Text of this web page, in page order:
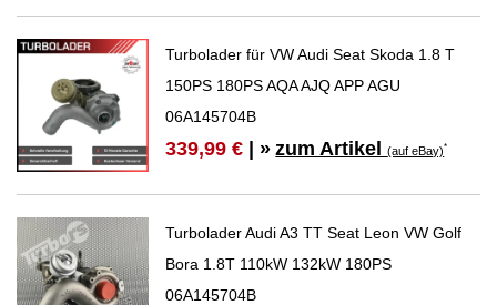
Turbolader für VW Audi Seat Skoda 1.8 T
150PS 180PS AQA AJQ APP AGU
06A145704B
339,99 € | » zum Artikel(auf eBay)*
Turbolader Audi A3 TT Seat Leon VW Golf
Bora 1.8T 110kW 132kW 180PS
06A145704B